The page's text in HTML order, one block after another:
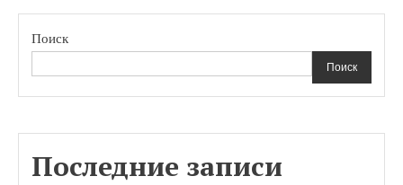
Поиск
Поиск
Последние записи